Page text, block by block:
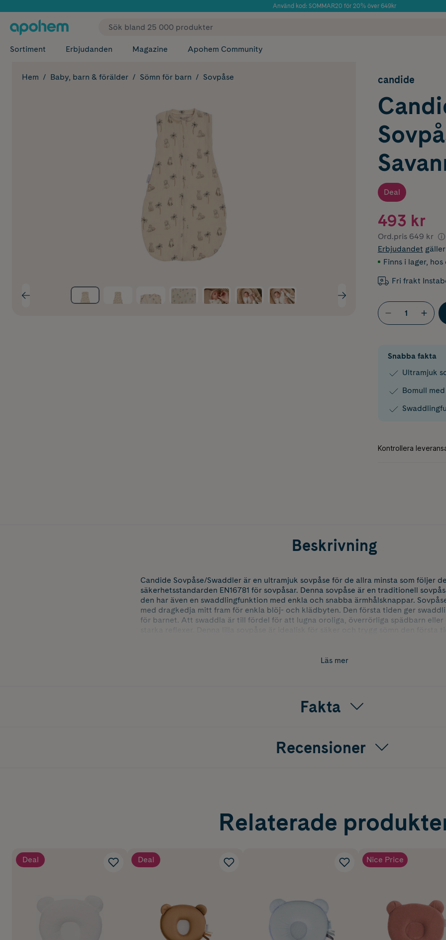
Använd kod: SOMMAR20 för 20% över 649kr
✓ Fri frakt
Sortiment Erbjudanden Magazine Apohem Community
Hem Baby, barn & förälder Sömn för barn Sovpåse candide
Deal
493 kr
Ord.pris 649 kr
Erbjudandet
Finns i lager, hos
Fri frakt
Snabba fakta
Ultramjuk
Bomull
Beskrivning
Candide Sovpåse/Swaddler är en ultramjuk sovpåse för de allra minsta som följer
säkerhetsstandarden EN16781 för sovpåsar. Denna sovpåse är en traditionell
den har även en swaddlingfunktion med enkla och snabba ärmhålsknappar.
med dragkedja mitt fram för enkla blöj- och klädbyten. Den första tiden ger
för barnet. Att swaddla är till fördel för att lugna oroliga, överrörliga spädbarn eller
starka reflexer. Denna lilla sovpåse är idealisk för säker och trygg sömn den första
Viktigt! Spädbarn ska inte ligga på mage i sovpåsen och ej på sidan om barnet är
TOG 1 (lämplig för en inomhustemperatur på ca 20 grader)
Tvätt: 30 grader maskintvätt
Läs mer
Fakta
Recensioner
Relaterade
Deal Deal Nice Price